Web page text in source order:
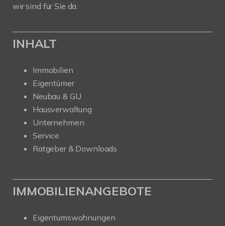
wir sind für Sie da.
INHALT
Immobilien
Eigentümer
Neubau & GU
Hausverwaltung
Unternehmen
Service
Ratgeber & Downloads
IMMOBILIENANGEBOTE
Eigentumswohnungen